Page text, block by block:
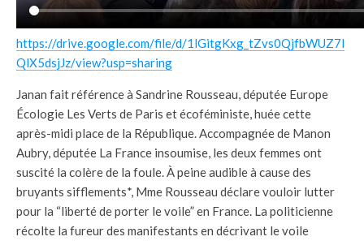
https://drive.google.com/file/d/1lGitgKxg_tZvs0QjfbWUZ7l
QlX5dsjJz/view?usp=sharing
Janan fait référence à Sandrine Rousseau, députée Europe
Écologie Les Verts de Paris et écoféministe, huée cette
après-midi place de la République. Accompagnée de Manon
Aubry, députée La France insoumise, les deux femmes ont
suscité la colère de la foule. À peine audible à cause des
bruyants sifflements*, Mme Rousseau déclare vouloir lutter
pour la “liberté de porter le voile” en France. La politicienne
récolte la fureur des manifestants en décrivant le voile